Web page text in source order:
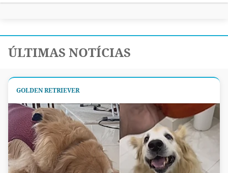
ÚLTIMAS NOTÍCIAS
GOLDEN RETRIEVER